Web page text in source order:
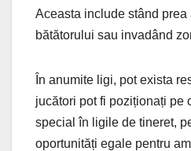
Aceasta include stând prea
bătătorului sau invadând
În anumite ligi, pot exista
jucători pot fi poziționați pe
special în ligile de tineret,
oportunități egale pentru